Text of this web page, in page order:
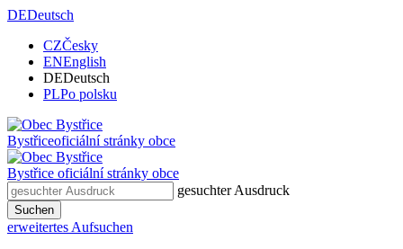
DEDeutsch
CZČesky
ENEnglish
DEDeutsch
PLPo polsku
Bystřiceoficiální stránky obce
Bystřice oficiální stránky obce
gesuchter Ausdruck
Suchen
erweitertes Aufsuchen